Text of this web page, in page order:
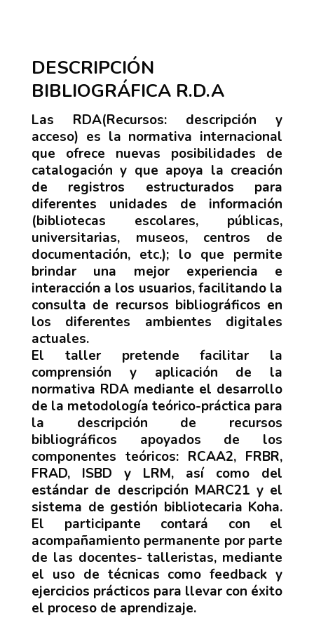
DESCRIPCIÓN
BIBLIOGRÁFICA R.D.A
Las RDA(Recursos: descripción y
acceso) es la normativa internacional
que ofrece nuevas posibilidades de
catalogación y que apoya la creación
de registros estructurados para
diferentes unidades de información
(bibliotecas escolares, públicas,
universitarias, museos, centros de
documentación, etc.); lo que permite
brindar una mejor experiencia e
interacción a los usuarios, facilitando la
consulta de recursos bibliográficos en
los diferentes ambientes digitales
actuales.
El taller pretende facilitar la
comprensión y aplicación de la
normativa RDA mediante el desarrollo
de la metodología teórico-práctica para
la descripción de recursos
bibliográficos apoyados de los
componentes teóricos: RCAA2, FRBR,
FRAD, ISBD y LRM, así como del
estándar de descripción MARC21 y el
sistema de gestión bibliotecaria Koha.
El participante contará con el
acompañamiento permanente por parte
de las docentes- talleristas, mediante
el uso de técnicas como feedback y
ejercicios prácticos para llevar con éxito
el proceso de aprendizaje.